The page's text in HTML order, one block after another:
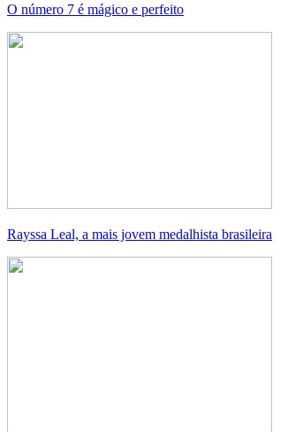
O número 7 é mágico e perfeito
Rayssa Leal, a mais jovem medalhista brasileira